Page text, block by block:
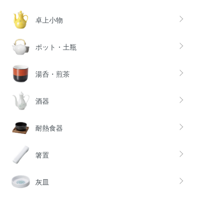
卓上小物
ポット・土瓶
湯呑・煎茶
酒器
耐熱食器
箸置
灰皿